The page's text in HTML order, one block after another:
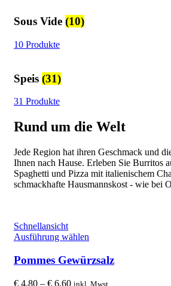
Sous Vide (10)
10 Produkte
Speis (31)
31 Produkte
Rund um die Welt
Jede Region hat ihren Geschmack und
Ihnen nach Hause. Erleben Sie Burritos
Spaghetti und Pizza mit italienischem
schmackhafte Hausmannskost - wie bei
Schnellansicht
Ausführung wählen
weist
mehrere
Varianten
Pommes Gewürzsalz
€ 4,80 – € 6,60Preisspanne:
inkl. Mwst